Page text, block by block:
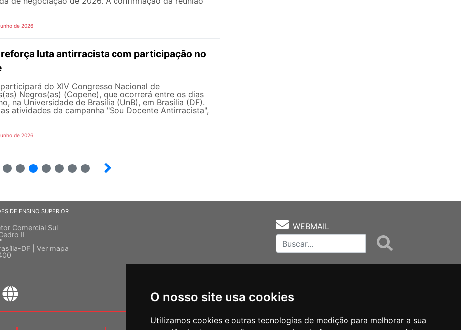
O nosso site usa cookies
Utilizamos cookies e outras tecnologias de medição para melhorar a sua
de 2026
reforça luta antirracista com participação no
participará do XIV Congresso Nacional de
Negros(as) (Copene), que ocorrerá entre os dias
na Universidade de Brasília (UnB), em Brasília (DF).
atividades da campanha "Sou Docente Antirracista",
de 2026
DE ENSINO SUPERIOR
Comercial Sul
II
DF | Ver mapa
WEBMAIL